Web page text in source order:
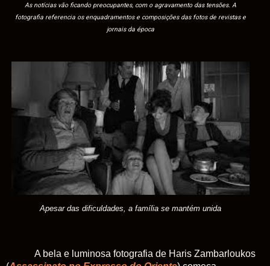
As notícias vão ficando preocupantes, com o agravamento das tensões. A
fotografia referencia os enquadramentos e composições das fotos de revistas e
jornais da época
Apesar das dificuldades, a família se mantém unida
A bela e luminosa fotografia de Haris Zambarloukos